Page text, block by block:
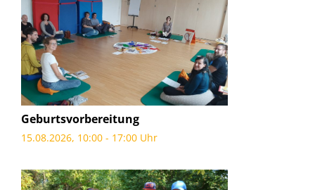
Geburtsvorbereitung
15.08.2026, 10:00 - 17:00 Uhr